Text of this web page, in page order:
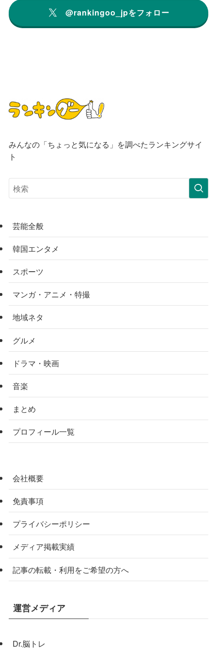
@rankingoo_jpをフォロー
みんなの「ちょっと気になる」を調べたランキングサイ
ト
芸能全般
韓国エンタメ
スポーツ
マンガ・アニメ・特撮
地域ネタ
グルメ
ドラマ・映画
音楽
まとめ
プロフィール一覧
会社概要
免責事項
プライバシーポリシー
メディア掲載実績
記事の転載・利用をご希望の方へ
運営メディア
Dr.脳トレ